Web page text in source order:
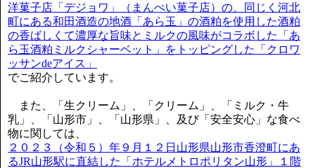
洋菓子店「デジョワ」（まんぺい菓子店）の、同じく河北
町にある和田酒造の地酒「あら玉」の酒粕を使用した酒粕
の香ばしくて濃厚な旨味とミルクの風味がコラボした「あ
ら玉酒粕ミルクシャーベット」をトッピングした「クロワ
ッサンdeアイス」
でご紹介しています。
また、「生クリーム」、「クリーム」、「ミルク・牛
乳」、「山形市」、「山形県」、及び「安全安心」な食べ
物に関しては、
２０２３（令和５）年９月１２日山形県山形市香澄町にあ
るJR山形駅に直結した「ホテルメトロポリタン山形」１階